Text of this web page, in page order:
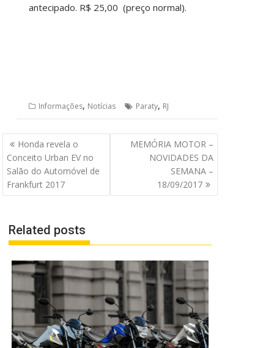
antecipado. R$ 25,00 (preço normal).
Informações, Notícias Paraty, RJ
Navegação
de
Post
Honda revela o
Conceito Urban EV no
Salão do Automóvel de
Frankfurt 2017
MEMÓRIA MOTOR –
NOVIDADES DA
SEMANA –
18/09/2017
Related posts